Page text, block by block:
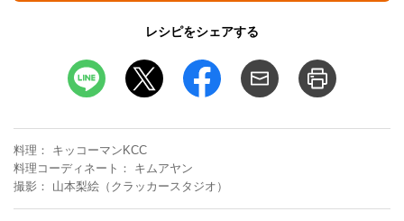
レシピをシェアする
料理
キッコーマンKCC
料理コーディネート
キムアヤン
撮影
山本梨絵（クラッカースタジオ）